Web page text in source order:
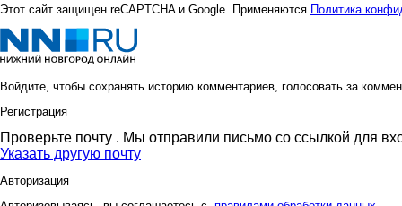
Этот сайт защищен reCAPTCHA и Google. Применяются Политика
Войдите, чтобы сохранять историю комментариев, голосовать за
Регистрация
Проверьте почту . Мы отправили письмо со ссылкой для
Указать другую почту
Авторизация